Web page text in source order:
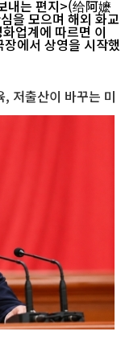
내는 편지>(给阿嬷
을 모으며 해외 화교
에서 상영을 시작했